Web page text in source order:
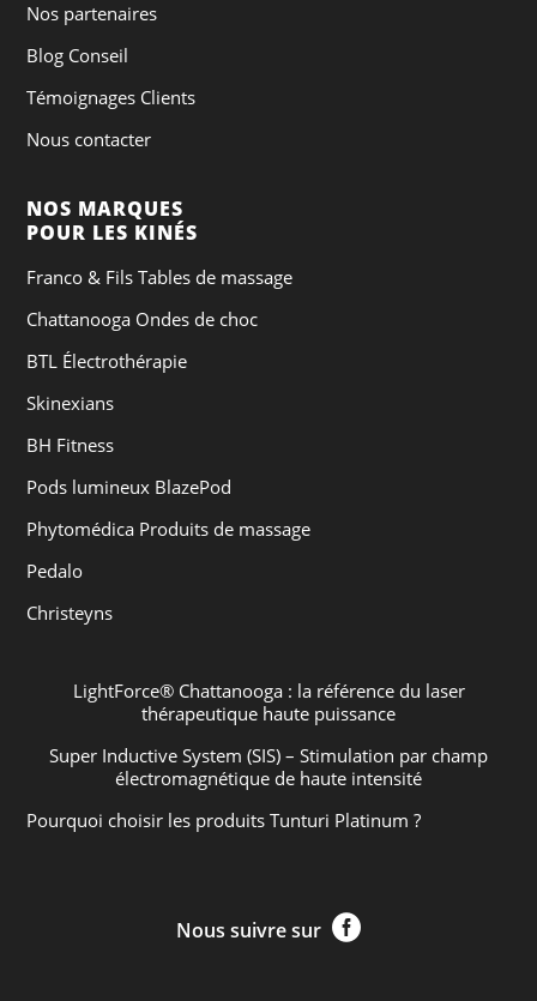
Nos partenaires
Blog Conseil
Témoignages Clients
Nous contacter
NOS MARQUES
POUR LES KINÉS
Franco & Fils Tables de massage
Chattanooga Ondes de choc
BTL Électrothérapie
Skinexians
BH Fitness
Pods lumineux BlazePod
Phytomédica Produits de massage
Pedalo
Christeyns
LightForce® Chattanooga : la référence du laser
thérapeutique haute puissance
Super Inductive System (SIS) – Stimulation par champ
électromagnétique de haute intensité
Pourquoi choisir les produits Tunturi Platinum ?
Nous suivre sur 